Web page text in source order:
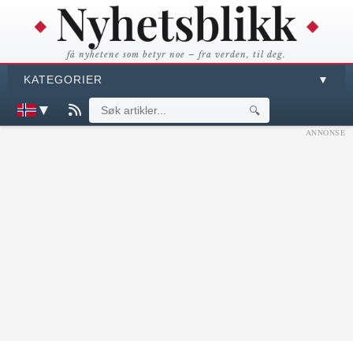
få nyhetene som betyr noe – fra verden, til deg.
KATEGORIER ▼
▼ 🔍
ANNONSE